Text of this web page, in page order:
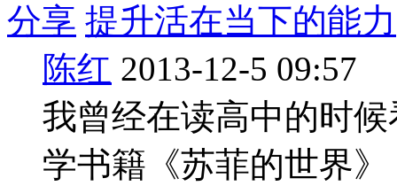
分享 提升活在当下的能力
陈红 2013-12-5 09:57
我曾经在读高中的时
学书籍《苏菲的世界